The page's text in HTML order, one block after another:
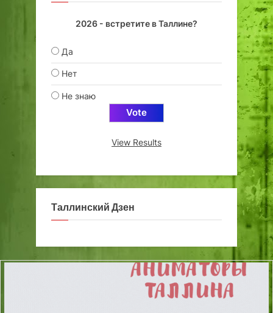
2026 - встретите в Таллине?
Да
Нет
Не знаю
View Results
Таллинский Дзен